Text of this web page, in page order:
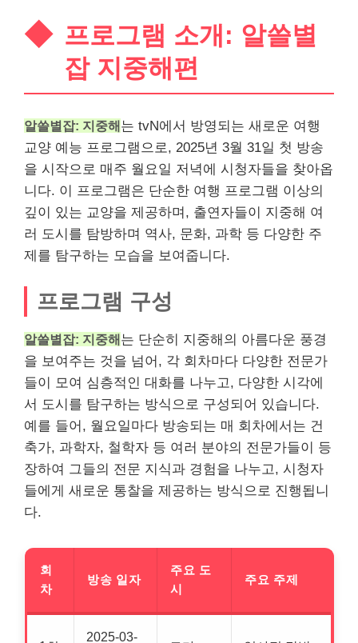
프로그램 소개: 알쓸별
잡 지중해편
알쓸별잡: 지중해는 tvN에서 방영되는 새로운 여행
교양 예능 프로그램으로, 2025년 3월 31일 첫 방송
을 시작으로 매주 월요일 저녁에 시청자들을 찾아옵
니다. 이 프로그램은 단순한 여행 프로그램 이상의
깊이 있는 교양을 제공하며, 출연자들이 지중해 여
러 도시를 탐방하며 역사, 문화, 과학 등 다양한 주
제를 탐구하는 모습을 보여줍니다.
프로그램 구성
알쓸별잡: 지중해는 단순히 지중해의 아름다운 풍경
을 보여주는 것을 넘어, 각 회차마다 다양한 전문가
들이 모여 심층적인 대화를 나누고, 다양한 시각에
서 도시를 탐구하는 방식으로 구성되어 있습니다.
예를 들어, 월요일마다 방송되는 매 회차에서는 건
축가, 과학자, 철학자 등 여러 분야의 전문가들이 등
장하여 그들의 전문 지식과 경험을 나누고, 시청자
들에게 새로운 통찰을 제공하는 방식으로 진행됩니
다.
회
차
방송 일자
주요 도
시
주요 주제
2025-03-